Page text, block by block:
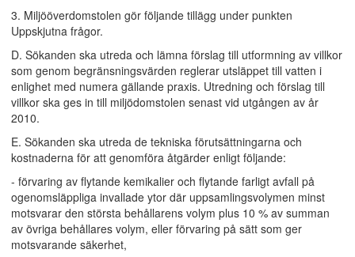
3. Miljööverdomstolen gör följande tillägg under punkten
Uppskjutna frågor.
D. Sökanden ska utreda och lämna förslag till utformning av villkor
som genom begränsningsvärden reglerar utsläppet till vatten i
enlighet med numera gällande praxis. Utredning och förslag till
villkor ska ges in till miljödomstolen senast vid utgången av år
2010.
E. Sökanden ska utreda de tekniska förutsättningarna och
kostnaderna för att genomföra åtgärder enligt följande:
- förvaring av flytande kemikalier och flytande farligt avfall på
ogenomsläppliga invallade ytor där uppsamlingsvolymen minst
motsvarar den största behållarens volym plus 10 % av summan
av övriga behållares volym, eller förvaring på sätt som ger
motsvarande säkerhet,